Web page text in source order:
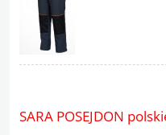
SARA POSEJDON